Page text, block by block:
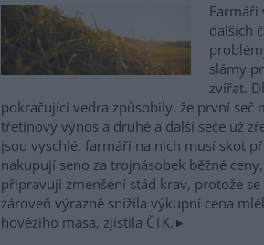
Farmáři
dalších
slámy
zvířat.
pokračující vedra způsobily, že první seč
třetinový výnos a druhé a další seče už
jsou vyschlé, farmáři na nich musí skot
nakupují seno za trojnásobek běžné
připravují zmenšení stád krav, protože
zároveň výrazně snížila výkupní cena
hovězího masa, zjistila ČTK.